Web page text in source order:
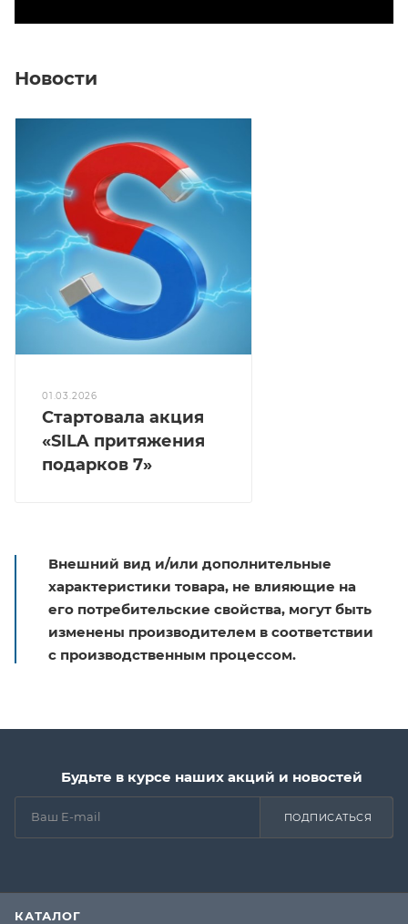
Новости
01.03.2026
Стартовала акция
«SILA притяжения
подарков 7»
Внешний вид и/или дополнительные
характеристики товара, не влияющие на
его потребительские свойства, могут быть
изменены производителем в соответствии
с производственным процессом.
Будьте в курсе наших акций и новостей
ПОДПИСАТЬСЯ
КАТАЛОГ